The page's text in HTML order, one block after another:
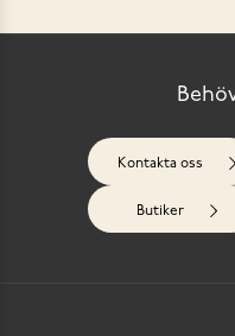
Kontakta oss
Butiker